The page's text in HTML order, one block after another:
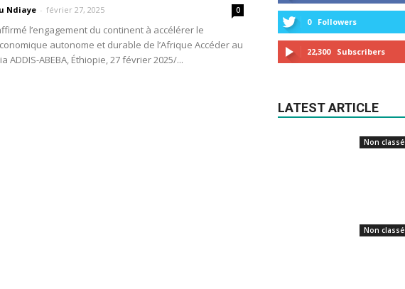
Ndiaye - février 27, 2025 0
l’engagement du continent à accélérer le
autonome et durable de l’Afrique Accéder au
ADDIS-ABEBA, Éthiopie, 27 février 2025/...
0 Followers
22,300 Subscribers
LATEST ARTICLE
Non classé
Non classé